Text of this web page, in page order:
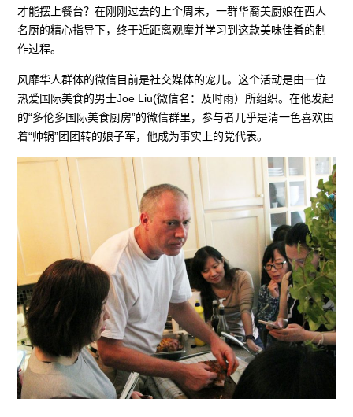
才能摆上餐台？在刚刚过去的上个周末，一群华裔美厨娘在西人
名厨的精心指导下，终于近距离观摩并学习到这款美味佳肴的制
作过程。
风靡华人群体的微信目前是社交媒体的宠儿。这个活动是由一位
热爱国际美食的男士Joe Liu(微信名：及时雨）所组织。在他发起
的“多伦多国际美食厨房”的微信群里，参与者几乎是清一色喜欢围
着“帅锅”团团转的娘子军，他成为事实上的党代表。